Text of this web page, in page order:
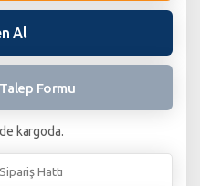
Al
Formu
kargoda.
Sipariş Hattı